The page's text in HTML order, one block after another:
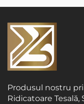
Produsul nostru
Ridicatoare